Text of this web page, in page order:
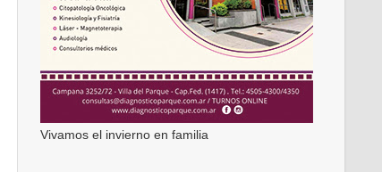
Vivamos el invierno en familia